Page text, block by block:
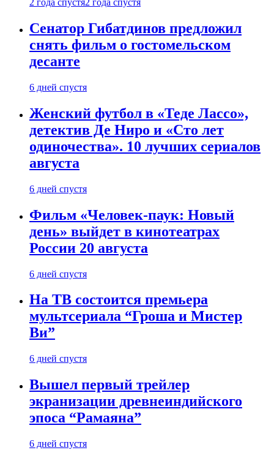
2 года спустя2 года спустя
Сенатор Гибатдинов предложил
снять фильм о гостомельском
десанте
6 дней спустя
Женский футбол в «Теде Лассо»,
детектив Де Ниро и «Сто лет
одиночества». 10 лучших сериалов
августа
6 дней спустя
Фильм «Человек-паук: Новый
день» выйдет в кинотеатрах
России 20 августа
6 дней спустя
На ТВ состоится премьера
мультсериала “Гроша и Мистер
Ви”
6 дней спустя
Вышел первый трейлер
экранизации древнеиндийского
эпоса “Рамаяна”
6 дней спустя